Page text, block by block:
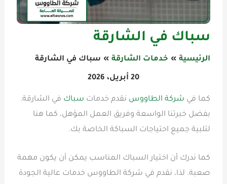
سباك في الشارقة
الرئيسية خدمات الشارقة سباك في الشارقة
20 أبريل، 2026
كما في شركة الطاووس نقدم خدمات سباك في الشارقة.
بفضل خبرتنا الواسعة وفريق العمل المؤهل، كما هنا
لتلبية جميع احتياجات السباكة الخاصة بك.
كما ندرك أن اختيار السباك المناسب يمكن أن يكون مهمة
صعبة. لذا، نقدم في شركة الطاووس خدمات عالية الجودة